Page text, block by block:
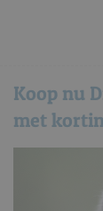
Koop nu
met